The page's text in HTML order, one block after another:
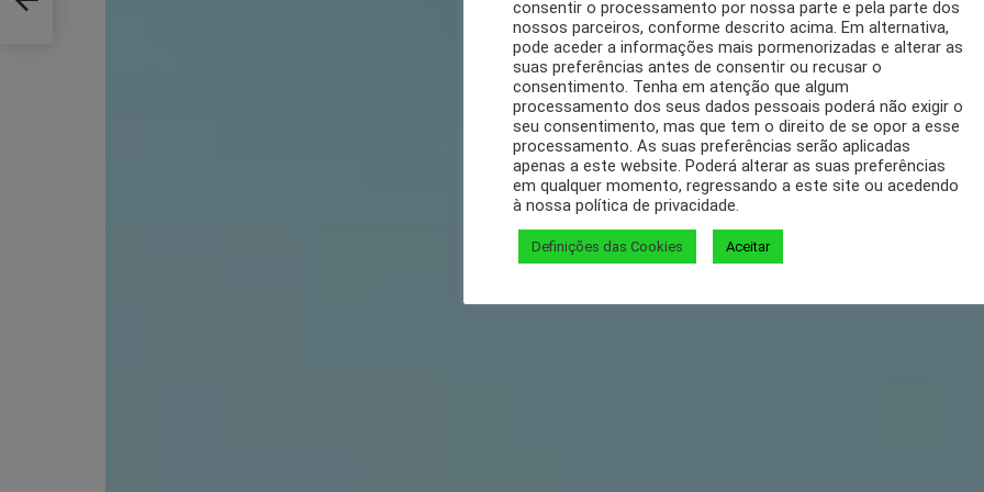
consentir o processamento por nossa parte e pela parte dos
nossos parceiros, conforme descrito acima. Em alternativa,
pode aceder a informações mais pormenorizadas e alterar as
suas preferências antes de consentir ou recusar o
consentimento. Tenha em atenção que algum
processamento dos seus dados pessoais poderá não exigir o
seu consentimento, mas que tem o direito de se opor a esse
processamento. As suas preferências serão aplicadas
apenas a este website. Poderá alterar as suas preferências
em qualquer momento, regressando a este site ou acedendo
à nossa política de privacidade.
Definições das Cookies Aceitar